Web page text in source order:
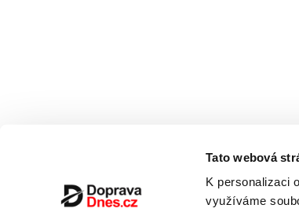
Tato webová
K personalizaci
využíváme